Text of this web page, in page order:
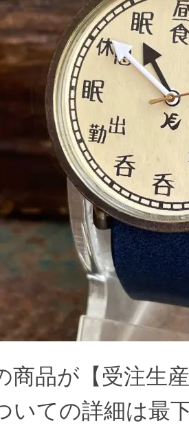
商品が【受注生
いての詳細は最